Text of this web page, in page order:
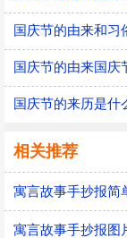
国庆节的由来和习
国庆节的由来国庆
国庆节的来历是什
相关推荐
寓言故事手抄报简
寓言故事手抄报图